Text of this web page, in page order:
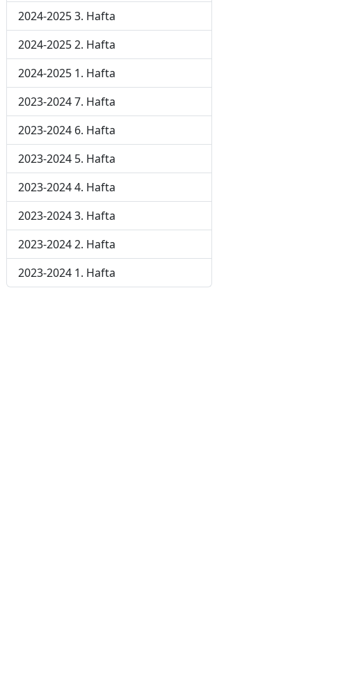
2024-2025 3. Hafta
2024-2025 2. Hafta
2024-2025 1. Hafta
2023-2024 7. Hafta
2023-2024 6. Hafta
2023-2024 5. Hafta
2023-2024 4. Hafta
2023-2024 3. Hafta
2023-2024 2. Hafta
2023-2024 1. Hafta